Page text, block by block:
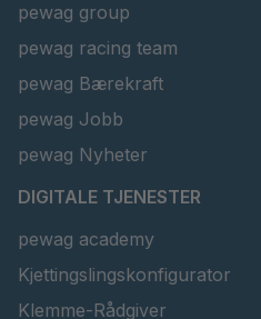
pewag group
pewag racing team
pewag Bærekraft
pewag Jobb
pewag Nyheter
DIGITALE TJENESTER
pewag academy
Kjettingslingskonfigurator
Klemme-Rådgiver